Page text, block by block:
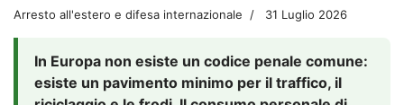
Arresto all'estero e difesa internazionale 31 Luglio 2026
In Europa non esiste un codice penale comune:
esiste un pavimento minimo per il traffico, il